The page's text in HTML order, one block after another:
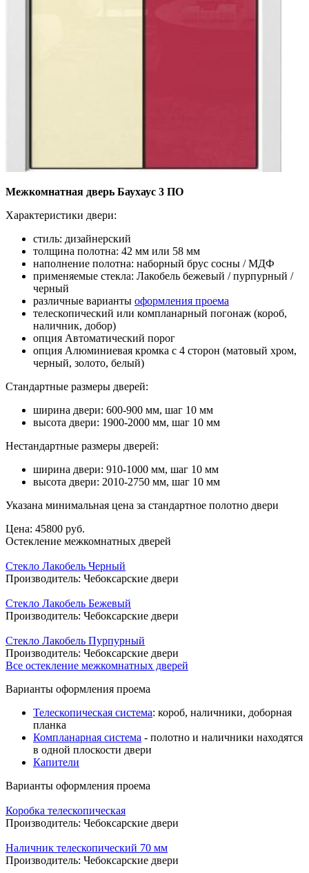
Межкомнатная дверь Баухаус 3 ПО
Характеристики двери:
стиль: дизайнерский
толщина полотна: 42 мм или 58 мм
наполнение полотна: наборный брус сосны / МДФ
применяемые стекла: Лакобель бежевый / пурпурный /
черный
различные варианты оформления проема
телескопический или компланарный погонаж (короб,
наличник, добор)
опция Автоматический порог
опция Алюминиевая кромка с 4 сторон (матовый хром,
черный, золото, белый)
Стандартные размеры дверей:
ширина двери: 600-900 мм, шаг 10 мм
высота двери: 1900-2000 мм, шаг 10 мм
Нестандартные размеры дверей:
ширина двери: 910-1000 мм, шаг 10 мм
высота двери: 2010-2750 мм, шаг 10 мм
Указана минимальная цена за стандартное полотно двери
Цена: 45800 руб.
Остекление межкомнатных дверей
Стекло Лакобель Черный
Производитель: Чебоксарские двери
Стекло Лакобель Бежевый
Производитель: Чебоксарские двери
Стекло Лакобель Пурпурный
Производитель: Чебоксарские двери
Все остекление межкомнатных дверей
Варианты оформления проема
Телескопическая система: короб, наличники, доборная
планка
Компланарная система - полотно и наличники находятся
в одной плоскости двери
Капители
Варианты оформления проема
Коробка телескопическая
Производитель: Чебоксарские двери
Наличник телескопический 70 мм
Производитель: Чебоксарские двери